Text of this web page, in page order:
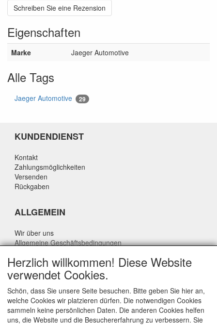
Schreiben Sie eine Rezension
Eigenschaften
Marke Jaeger Automotive
Alle Tags
Jaeger Automotive 29
KUNDENDIENST
Kontakt
Zahlungsmöglichkeiten
Versenden
Rückgaben
ALLGEMEIN
Wir über uns
Allgemeine Geschäftsbedingungen
Haftungsausschluss
Über Rik Thijssen
ALLGEMEIN
Herzlich willkommen! Diese Website
verwendet Cookies.
Schön, dass Sie unsere Seite besuchen. Bitte geben Sie hier an,
welche Cookies wir platzieren dürfen. Die notwendigen Cookies
sammeln keine persönlichen Daten. Die anderen Cookies helfen
uns, die Website und die Besuchererfahrung zu verbessern. Sie